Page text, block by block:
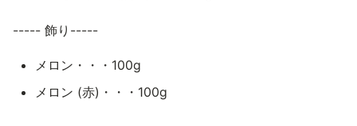
----- 飾り-----
メロン・・・100g
メロン (赤)・・・100g